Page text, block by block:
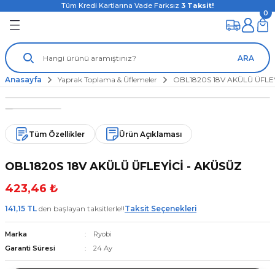
Tüm Kredi Kartlarına Vade Farksız 3 Taksit!
ARA
0
Anasayfa Yaprak Toplama & Üflemeler OBL1820S 18V AKÜLÜ
Tüm Özellikler Ürün Açıklaması
OBL1820S 18V AKÜLÜ ÜFLEYİCİ - AKÜSÜZ
423,46 ₺
141,15 TL den başlayan taksitlerle!!Taksit Seçenekleri
Marka
Ryobi
Garanti Süresi
24 Ay